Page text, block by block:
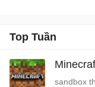
Top Tuần
sandbox